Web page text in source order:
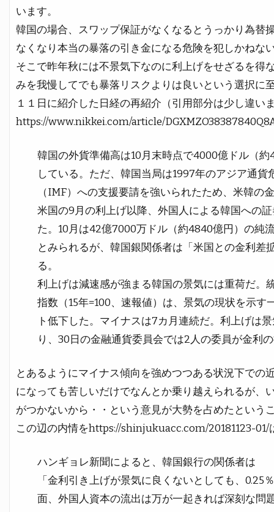
います。
韓国の場合、スワップ保証がなくなるとうっかり為替
なくなり本当の暴落の引き金になる危険を犯しかねな
そこで昨年秋には不景気下なのに利上げをせざるを得
みを我慢してでも暴落リスクよりは良いという選択に
１１日に紹介した日経の再紹介（引用部分は少し違い
https://www.nikkei.com/article/
韓国の外貨準備高は10月末時点で4000億ドル（
している。ただ、韓国当局は1997年のアジア通
（IMF）への支援要請を強いられたため、米韓の
米国の9月の利上げ以降、外国人による韓国への
た。10月は42億7000万ドル（約4840億円）の純
とみられるが、韓国銀関係者は「米国との金利差
る。
利上げは減速感が強まる韓国の景気には重荷だ。
指数（15年=100、速報値）は、景気の現状を示す
ト低下した。マイナスは7カ月連続だ。利上げは
り、30日の金融通貨委員会では2人の委員が金利
とあるようにマイナス傾向を強めつつある状況下での
になっても苦しいだけでなんとか乗り越えられるが、
がつかないから・・という意見が大勢を占めたという
この辺の内情をhttps://shinjukuacc.com/20181123-01/
ハンギョレ新聞によると、韓国銀行の関係者は
「金利引き上げが景気に良くないとしても、0.25
面、外国人資本の流出は万が一起きれば深刻な問